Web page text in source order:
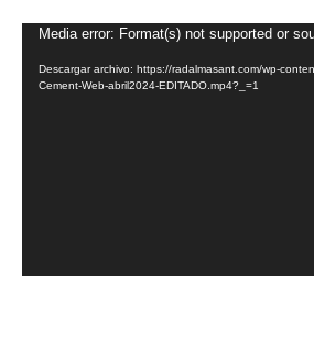
de
vídeo
Media error: Format(s) not supported or
Descargar archivo: https://radalmasant.com/wp-
Cement-Web-abril2024-EDITADO.mp4?_=1